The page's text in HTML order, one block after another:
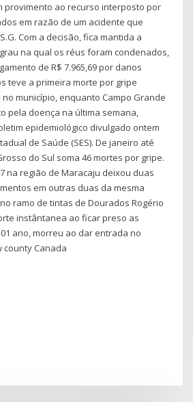
provimento ao recurso interposto por
em razão de um acidente que
Com a decisão, fica mantida a
na qual os réus foram condenados,
de R$ 7.965,69 por danos
teve a primeira morte por gripe
município, enquanto Campo Grande
pela doença na última semana,
epidemiológico divulgado ontem
de Saúde (SES). De janeiro até
do Sul soma 46 mortes por gripe.
na região de Maracaju deixou duas
em outras duas da mesma
ramo de tintas de Dourados Rogério
instântanea ao ficar preso as
ano, morreu ao dar entrada no
Canada